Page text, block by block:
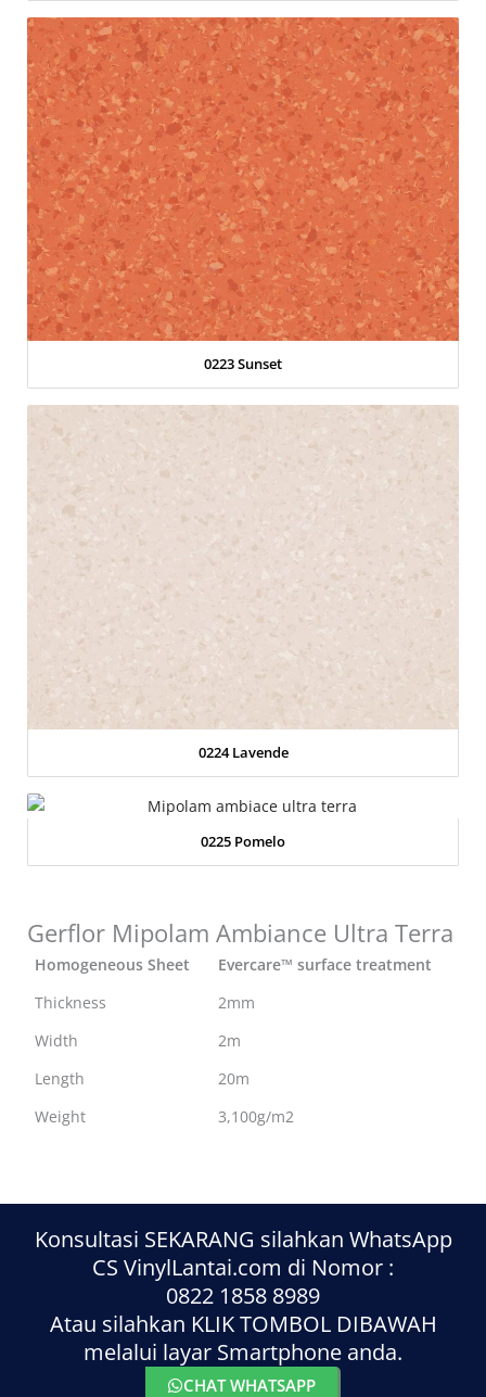
0223 Sunset
0224 Lavende
0225 Pomelo
Gerflor Mipolam Ambiance Ultra Terra
Homogeneous Sheet
Evercare™ surface treatment
Thickness
2mm
Width
2m
Length
20m
Weight
3,100g/m2
Konsultasi SEKARANG silahkan WhatsApp
CS VinylLantai.com di Nomor :
0822 1858 8989
Atau silahkan KLIK TOMBOL DIBAWAH
melalui layar Smartphone anda.
CHAT WHATSAPP